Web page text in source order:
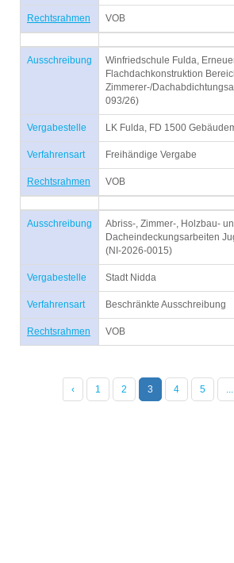
Rechtsrahmen VOB
Ausschreibung
Winfriedschule Fulda,
Flachdachkonstruktion
Zimmerer-/
093/26)
Vergabestelle LK Fulda, FD 1500
Verfahrensart Freihändige Vergabe
Rechtsrahmen VOB
Ausschreibung
Abriss-, Zimmer-, Holzbau-
Dacheindeckungsarbeiten
(NI-2026-0015)
Vergabestelle Stadt Nidda
Verfahrensart Beschränkte Ausschreibung
Rechtsrahmen VOB
‹ 1 2 3 4 5 ...